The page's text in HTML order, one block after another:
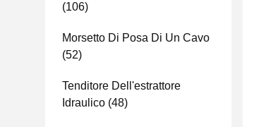
(106)
Morsetto Di Posa Di Un Cavo
(52)
Tenditore Dell'estrattore
Idraulico (48)